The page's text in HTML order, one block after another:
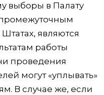
выборы в Палату
являются
работы
проведения
могут «уплывать»
В случае же, если